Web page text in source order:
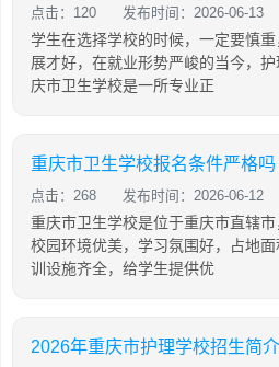
点击：120 发布时间：2026-06-13
学生在选择学校的时候，一定要慎
展才好，在就业形势严峻的当今，
庆市卫生学校是一所专业正
重庆市卫生学校报名条件严格吗
点击：268 发布时间：2026-06-12
重庆市卫生学校是位于重庆市直辖市
校园环境优美，学习氛围好，占地
训设施齐全，给学生提供优
2026年重庆市护理学校招生简介